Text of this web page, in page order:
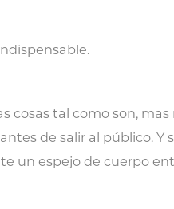
cosas tal como son,
de salir al público. Y
un espejo de cuerpo